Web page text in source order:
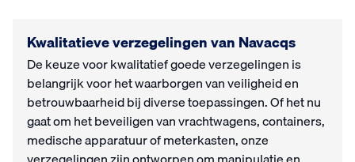
Kwalitatieve verzegelingen van Navacqs
De keuze voor kwalitatief goede verzegelingen is
belangrijk voor het waarborgen van veiligheid en
betrouwbaarheid bij diverse toepassingen. Of het nu
gaat om het beveiligen van vrachtwagens, containers,
medische apparatuur of meterkasten, onze